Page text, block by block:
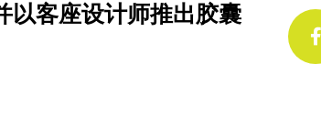
以客座设计师推出胶囊
c